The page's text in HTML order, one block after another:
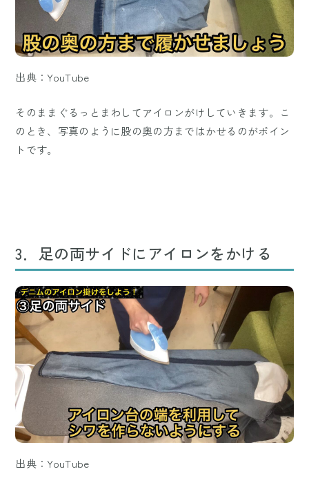
出典：YouTube
そのままぐるっとまわしてアイロンがけしていきます。こ
のとき、写真のように股の奥の方まではかせるのがポイン
トです。
3．足の両サイドにアイロンをかける
出典：YouTube